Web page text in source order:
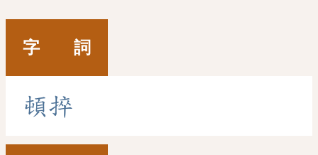
字 詞
頓捽